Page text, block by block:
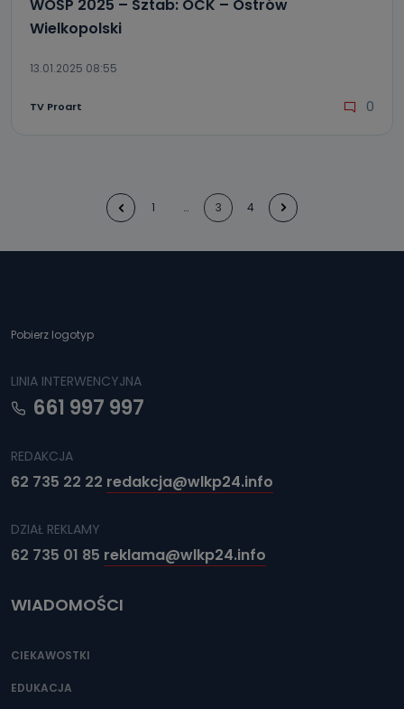
WOŚP 2025 – Sztab: OCK – Ostrów
Wielkopolski
13.01.2025 08:55
TV Proart 0
1 … 3 4
Pobierz logotyp
LINIA INTERWENCYJNA
661 997 997
REDAKCJA
62 735 22 22 redakcja@wlkp24.info
DZIAŁ REKLAMY
62 735 01 85 reklama@wlkp24.info
WIADOMOŚCI
CIEKAWOSTKI
EDUKACJA